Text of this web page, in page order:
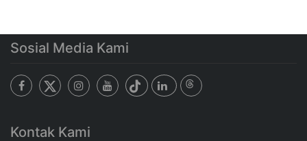
Sosial Media Kami
Kontak Kami